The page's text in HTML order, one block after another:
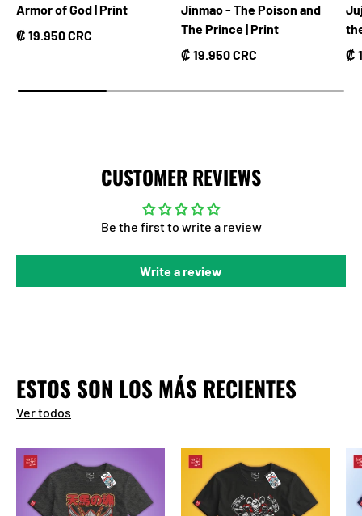
Armor of God | Print
Precio normal
₡ 19.950 CRC
Jinmao - The Poison and
The Prince | Print
Precio normal
₡ 19.950 CRC ₡
CUSTOMER REVIEWS
Be the first to write a review
Write a review
ESTOS SON LOS MÁS RECIENTES
Ver todos